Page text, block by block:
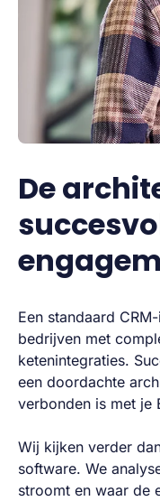
De
Een standaard
bedrijven met
ketenintegraties.
een doordachte
verbonden is met je
Wij kijken verder
software. We
stroomt en waar de